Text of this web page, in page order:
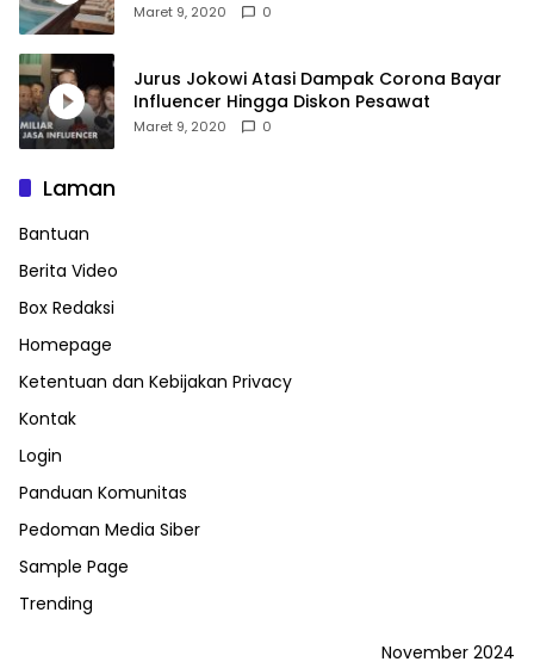
Maret 9, 2020 0
Jurus Jokowi Atasi Dampak Corona Bayar
Influencer Hingga Diskon Pesawat
Maret 9, 2020 0
Laman
Bantuan
Berita Video
Box Redaksi
Homepage
Ketentuan dan Kebijakan Privacy
Kontak
Login
Panduan Komunitas
Pedoman Media Siber
Sample Page
Trending
November 2024